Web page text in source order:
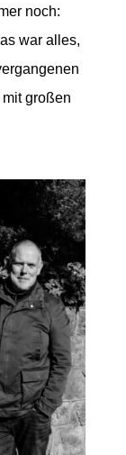
noch:
war alles,
großen